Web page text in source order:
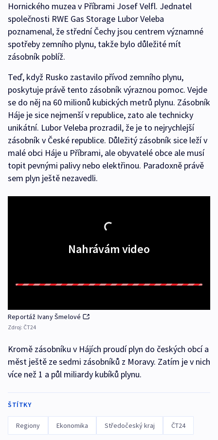
Hornického muzea v Příbrami Josef Velfl. Jednatel
společnosti RWE Gas Storage Lubor Veleba
poznamenal, že střední Čechy jsou centrem významné
spotřeby zemního plynu, takže bylo důležité mít
zásobník poblíž.
Teď, když Rusko zastavilo přívod zemního plynu,
poskytuje právě tento zásobník výraznou pomoc. Vejde
se do něj na 60 milionů kubických metrů plynu. Zásobník
Háje je sice nejmenší v republice, zato ale technicky
unikátní. Lubor Veleba prozradil, že je to nejrychlejší
zásobník v České republice. Důležitý zásobník sice leží v
malé obci Háje u Příbrami, ale obyvatelé obce ale musí
topit pevnými palivy nebo elektřinou. Paradoxně právě
sem plyn ještě nezavedli.
Nahrávám video
Reportáž Ivany Šmelové
Zdroj: ČT24
Kromě zásobníku v Hájích proudí plyn do českých obcí a
měst ještě ze sedmi zásobníků z Moravy. Zatím je v nich
více než 1 a půl miliardy kubíků plynu.
ŠTÍTKY
Regiony Ekonomika Středočeský kraj ČT24